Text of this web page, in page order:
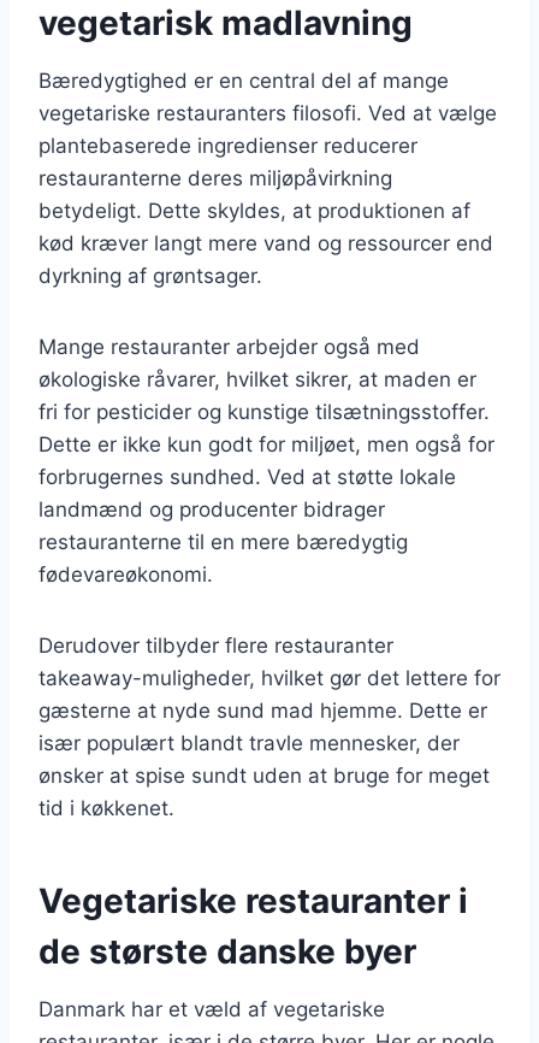
vegetarisk madlavning
Bæredygtighed er en central del af mange
vegetariske restauranters filosofi. Ved at vælge
plantebaserede ingredienser reducerer
restauranterne deres miljøpåvirkning
betydeligt. Dette skyldes, at produktionen af
kød kræver langt mere vand og ressourcer end
dyrkning af grøntsager.
Mange restauranter arbejder også med
økologiske råvarer, hvilket sikrer, at maden er
fri for pesticider og kunstige tilsætningsstoffer.
Dette er ikke kun godt for miljøet, men også for
forbrugernes sundhed. Ved at støtte lokale
landmænd og producenter bidrager
restauranterne til en mere bæredygtig
fødevareøkonomi.
Derudover tilbyder flere restauranter
takeaway-muligheder, hvilket gør det lettere for
gæsterne at nyde sund mad hjemme. Dette er
især populært blandt travle mennesker, der
ønsker at spise sundt uden at bruge for meget
tid i køkkenet.
Vegetariske restauranter i
de største danske byer
Danmark har et væld af vegetariske